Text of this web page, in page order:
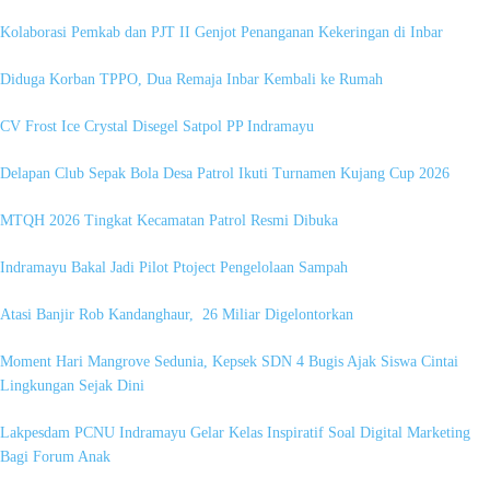
Kolaborasi Pemkab dan PJT II Genjot Penanganan Kekeringan di Inbar
Diduga Korban TPPO, Dua Remaja Inbar Kembali ke Rumah
CV Frost Ice Crystal Disegel Satpol PP Indramayu
Delapan Club Sepak Bola Desa Patrol Ikuti Turnamen Kujang Cup 2026
MTQH 2026 Tingkat Kecamatan Patrol Resmi Dibuka
Indramayu Bakal Jadi Pilot Ptoject Pengelolaan Sampah
Atasi Banjir Rob Kandanghaur, 26 Miliar Digelontorkan
Moment Hari Mangrove Sedunia, Kepsek SDN 4 Bugis Ajak Siswa Cintai
Lingkungan Sejak Dini
Lakpesdam PCNU Indramayu Gelar Kelas Inspiratif Soal Digital Marketing
Bagi Forum Anak